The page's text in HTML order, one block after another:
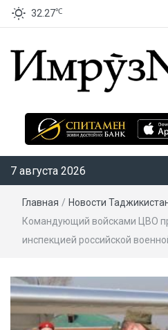
32.27℃
7 августа 2026
Главная / Новости
Командующий войсками ЦВО
инспекцией российской